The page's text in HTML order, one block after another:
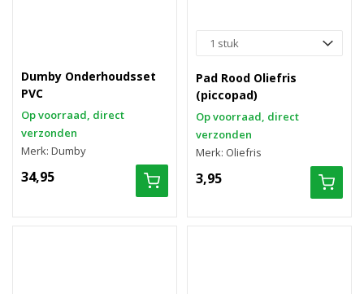
Dumby Onderhoudsset
PVC
Op voorraad, direct
verzonden
Merk: Dumby
34,95
Pad Rood Oliefris
(piccopad)
Op voorraad, direct
verzonden
Merk: Oliefris
3,95